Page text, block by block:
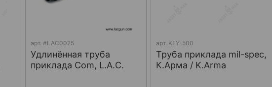
арт. #LAC0025
Удлинённая труба
приклада Com, L.A.C.
арт. KEY-500
Труба приклада mil-spec,
К.Арма / K.Arma